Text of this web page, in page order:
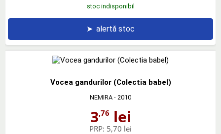
stoc indisponibil
➤ alertă stoc
Vocea gandurilor (Colectia babel)
NEMIRA - 2010
3,76 lei
PRP: 5,70 lei